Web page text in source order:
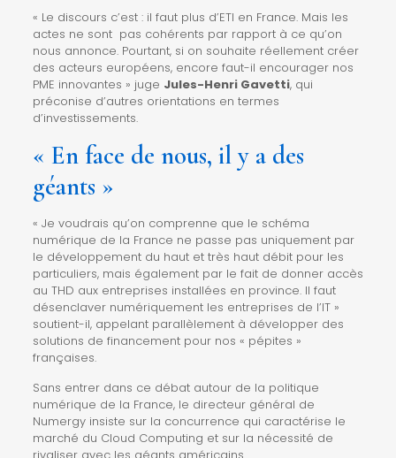
« Le discours c’est : il faut plus d’ETI en France. Mais les
actes ne sont pas cohérents par rapport à ce qu’on
nous annonce. Pourtant, si on souhaite réellement créer
des acteurs européens, encore faut-il encourager nos
PME innovantes » juge Jules-Henri Gavetti, qui
préconise d’autres orientations en termes
d’investissements.
« En face de nous, il y a des
géants »
« Je voudrais qu’on comprenne que le schéma
numérique de la France ne passe pas uniquement par
le développement du haut et très haut débit pour les
particuliers, mais également par le fait de donner accès
au THD aux entreprises installées en province. Il faut
désenclaver numériquement les entreprises de l’IT »
soutient-il, appelant parallèlement à développer des
solutions de financement pour nos « pépites »
françaises.
Sans entrer dans ce débat autour de la politique
numérique de la France, le directeur général de
Numergy insiste sur la concurrence qui caractérise le
marché du Cloud Computing et sur la nécessité de